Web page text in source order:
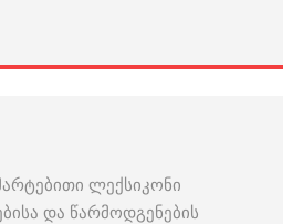
ლექსიკონი
და წარმოდგენების